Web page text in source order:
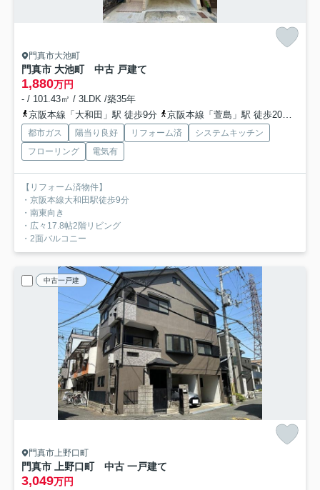
門真市大池町
門真市 大池町 中古 戸建て
1,880万円
- / 101.43㎡ / 3LDK /築35年
京阪本線「大和田」駅 徒歩9分
京阪本線「萱島」駅 徒歩20分
都市ガス 陽当り良好 リフォーム済
システムキッチン
フローリング
電気有
【リフォーム済物件】
・京阪本線大和田駅徒歩9分
・南東向き
・広々17.8帖2階リビング
・2面バルコニー
中古一戸建
門真市上野口町
門真市 上野口町 中古 一戸建て
3,049万円